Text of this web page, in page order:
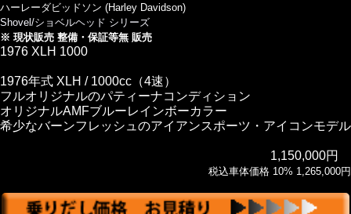
ハーレーダビッドソン (Harley Davidson)
Shovel/ショベルヘッド シリーズ
※ 現状販売 整備・保証等無 販売
1976 XLH 1000
1976年式 XLH / 1000cc（4速）
フルオリジナルのパティーナコンディション
オリジナルAMFブルーレインボーカラー
希少なバーンフレッシュのアイアンスポーツ・アイコンモデル
1,150,000円
税込車体価格 10% 1,265,000円